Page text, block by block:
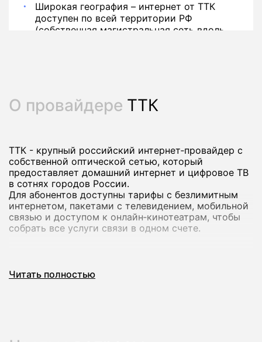
Широкая география – интернет от ТТК
доступен по всей территории РФ
(собственная магистральная сеть вдоль
О провайдере ТТК
ТТК - крупный российский интернет‑провайдер с
собственной оптической сетью, который
предоставляет домашний интернет и цифровое ТВ
в сотнях городов России.
Для абонентов доступны тарифы с безлимитным
интернетом, пакетами с телевидением, мобильной
связью и доступом к онлайн‑кинотеатрам, чтобы
собрать все услуги связи в одном счете.
возможность подключения по адресу, предложим
Читать полностью